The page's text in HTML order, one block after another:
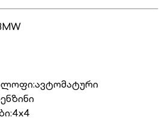
:ავტომატური
:4x4